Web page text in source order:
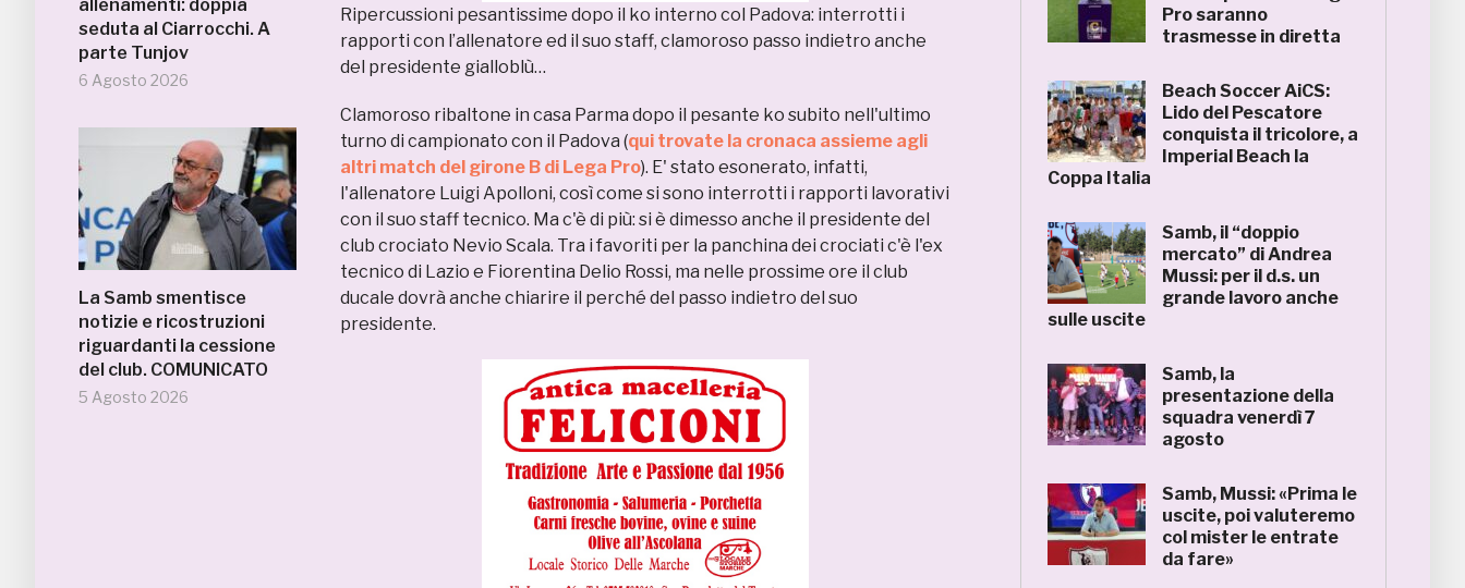
allenamenti: doppia
seduta al Ciarrocchi. A
parte Tunjov
6 Agosto 2026
La Samb smentisce
notizie e ricostruzioni
riguardanti la cessione
del club. COMUNICATO
5 Agosto 2026
Ripercussioni pesantissime dopo il ko interno col Padova: interrotti i
rapporti con l’allenatore ed il suo staff, clamoroso passo indietro anche
del presidente gialloblù…
Clamoroso ribaltone in casa Parma dopo il pesante ko subito nell'ultimo
turno di campionato con il Padova (qui trovate la cronaca assieme agli
altri match del girone B di Lega Pro). E' stato esonerato, infatti,
l'allenatore Luigi Apolloni, così come si sono interrotti i rapporti lavorativi
con il suo staff tecnico. Ma c'è di più: si è dimesso anche il presidente del
club crociato Nevio Scala. Tra i favoriti per la panchina dei crociati c'è l'ex
tecnico di Lazio e Fiorentina Delio Rossi, ma nelle prossime ore il club
ducale dovrà anche chiarire il perché del passo indietro del suo
presidente.
Pro saranno
trasmesse in diretta
Beach Soccer AiCS:
Lido del Pescatore
conquista il tricolore, a
Imperial Beach la
Coppa Italia
Samb, il “doppio
mercato” di Andrea
Mussi: per il d.s. un
grande lavoro anche
sulle uscite
Samb, la
presentazione della
squadra venerdì 7
agosto
Samb, Mussi: «Prima le
uscite, poi valuteremo
col mister le entrate
da fare»